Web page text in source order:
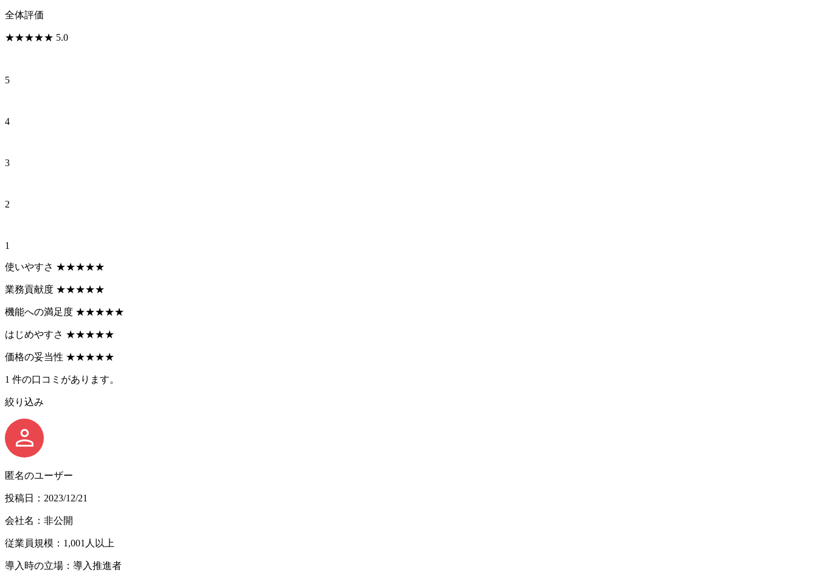
全体評価
★★★★★ 5.0
5
4
3
2
1
使いやすさ ★★★★★
業務貢献度 ★★★★★
機能への満足度 ★★★★★
はじめやすさ ★★★★★
価格の妥当性 ★★★★★
1 件の口コミがあります。
絞り込み
匿名のユーザー
投稿日：2023/12/21
会社名：非公開
従業員規模：1,001人以上
導入時の立場：導入推進者